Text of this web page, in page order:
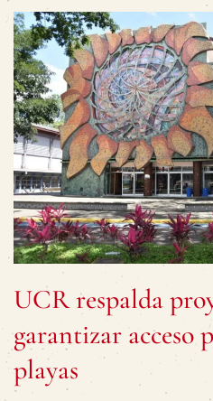
UCR respalda
garantizar acceso
playas